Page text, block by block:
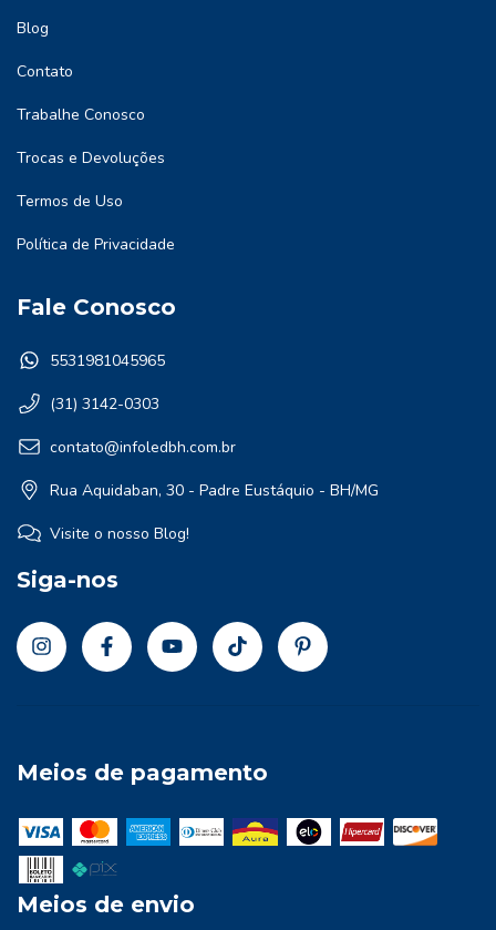
Blog
Contato
Trabalhe Conosco
Trocas e Devoluções
Termos de Uso
Política de Privacidade
Fale Conosco
5531981045965
(31) 3142-0303
contato@infoledbh.com.br
Rua Aquidaban, 30 - Padre Eustáquio - BH/MG
Visite o nosso Blog!
Siga-nos
Meios de pagamento
Meios de envio